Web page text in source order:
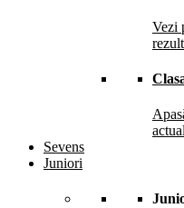
Vezi
Sevens
Juniori